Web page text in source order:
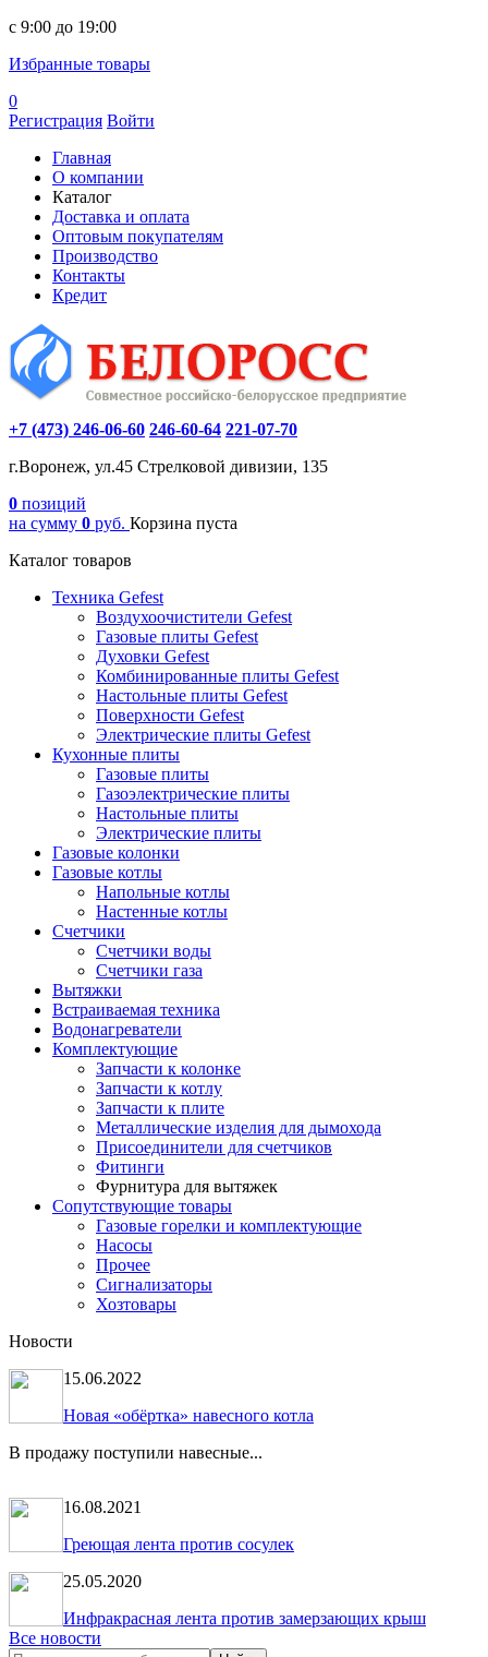
c 9:00 до 19:00
Избранные товары
0
Регистрация Войти
Главная
О компании
Каталог
Доставка и оплата
Оптовым покупателям
Производство
Контакты
Кредит
+7 (473) 246-06-60 246-60-64 221-07-70
г.Воронеж, ул.45 Стрелковой дивизии, 135
0 позиций
на сумму 0 руб. Корзина пуста
Каталог товаров
Техника Gefest
Воздухоочистители Gefest
Газовые плиты Gefest
Духовки Gefest
Комбинированные плиты Gefest
Настольные плиты Gefest
Поверхности Gefest
Электрические плиты Gefest
Кухонные плиты
Газовые плиты
Газоэлектрические плиты
Настольные плиты
Электрические плиты
Газовые колонки
Газовые котлы
Напольные котлы
Настенные котлы
Счетчики
Счетчики воды
Счетчики газа
Вытяжки
Встраиваемая техника
Водонагреватели
Комплектующие
Запчасти к колонке
Запчасти к котлу
Запчасти к плите
Металлические изделия для дымохода
Присоединители для счетчиков
Фитинги
Фурнитура для вытяжек
Сопутствующие товары
Газовые горелки и комплектующие
Насосы
Прочее
Сигнализаторы
Хозтовары
Новости
15.06.2022
Новая «обёртка» навесного котла
В продажу поступили навесные...
16.08.2021
Греющая лента против сосулек
25.05.2020
Инфракрасная лента против замерзающих крыш
Все новости